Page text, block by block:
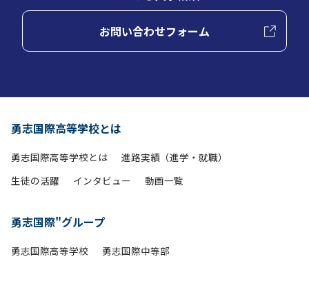
お問い合わせフォーム
勇志国際高等学校とは
勇志国際高等学校とは
進路実績（進学・就職）
生徒の活躍
インタビュー 動画一覧
勇志国際"グループ
勇志国際高等学校 勇志国際中等部